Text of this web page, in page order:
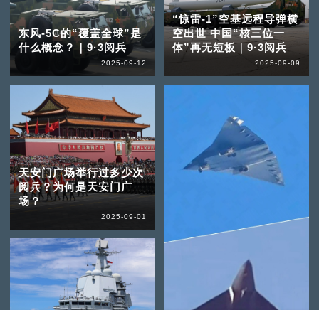
东风-5C的“覆盖全球”是
什么概念？｜9·3阅兵
2025-09-12
“惊雷-1”空基远程导弹横
空出世 中国“核三位一
体”再无短板｜9·3阅兵
2025-09-09
天安门广场举行过多少次
阅兵？为何是天安门广
场？
2025-09-01